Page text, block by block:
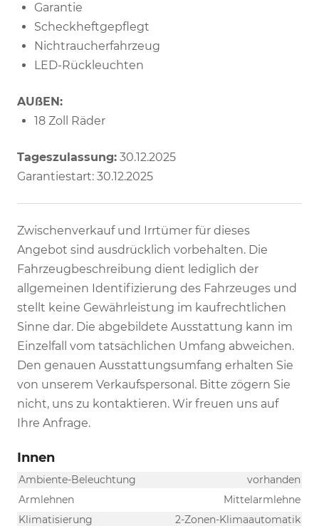
Garantie
Scheckheftgepflegt
Nichtraucherfahrzeug
LED-Rückleuchten
AUßEN:
18 Zoll Räder
Tageszulassung: 30.12.2025
Garantiestart: 30.12.2025
Zwischenverkauf und Irrtümer für dieses
Angebot sind ausdrücklich vorbehalten. Die
Fahrzeugbeschreibung dient lediglich der
allgemeinen Identifizierung des Fahrzeuges und
stellt keine Gewährleistung im kaufrechtlichen
Sinne dar. Die abgebildete Ausstattung kann im
Einzelfall vom tatsächlichen Umfang abweichen.
Den genauen Ausstattungsumfang erhalten Sie
von unserem Verkaufspersonal. Bitte zögern Sie
nicht, uns zu kontaktieren. Wir freuen uns auf
Ihre Anfrage.
Innen
Ambiente-Beleuchtung
vorhanden
Armlehnen
Mittelarmlehne
Klimatisierung
2-Zonen-Klimaautomatik